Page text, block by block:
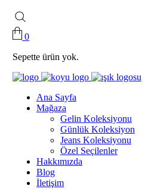
0
Sepette ürün yok.
Ana Sayfa
Mağaza
Gelin Koleksiyonu
Günlük Koleksiyon
Jeans Koleksiyonu
Özel Seçilenler
Hakkımızda
Blog
İletişim